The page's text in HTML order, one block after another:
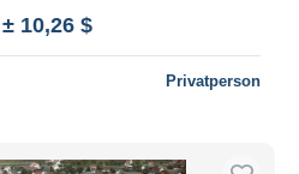
± 10,26 $
Privatperson